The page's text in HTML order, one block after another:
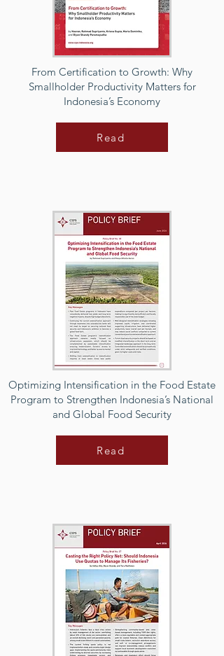
From Certification to Growth: Why
Smallholder Productivity Matters for
Indonesia’s Economy
Read
Optimizing Intensification in the Food Estate
Program to Strengthen Indonesia’s National
and Global Food Security
Read